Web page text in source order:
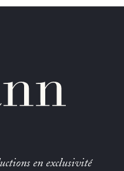
en exclusivité